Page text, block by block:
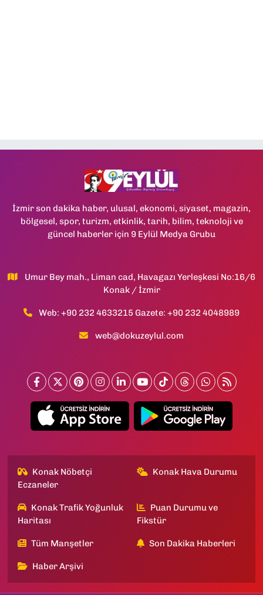
İzmir son dakika haber, ulusal, ekonomi, siyaset, magazin,
bölgesel, spor, turizm, etkinlik, tarih, bilim, teknoloji ve
güncel haberler için 9 Eylül Medya Grubu
Umur Bey mah., Liman cad, Havagazı Yerleşkesi No:16/6
Konak / İzmir
Web: +90 232 4633215 Gazete: +90 232 4048989
web@dokuzeylul.com
Konak Nöbetçi
Eczaneler
Konak Hava Durumu
Konak Trafik Yoğunluk
Haritası
Puan Durumu ve
Fikstür
Tüm Manşetler Son Dakika Haberleri
Haber Arşivi